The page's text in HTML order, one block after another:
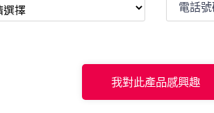
電話號
我對此產品感興趣